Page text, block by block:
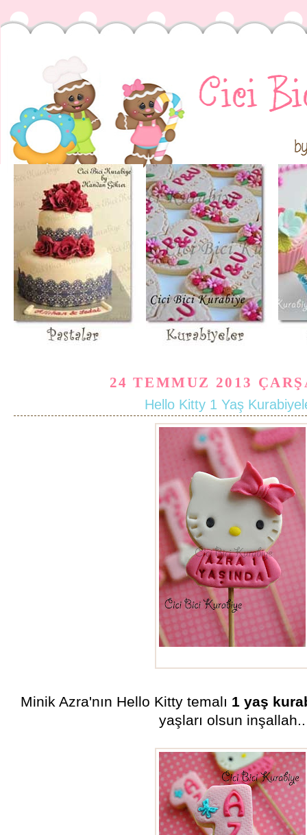
24 TEMMUZ 2013
Hello Kitty 1 Yaş
Minik Azra'nın Hello Kitty temalı 1 yaş
yaşları olsun inşallah..